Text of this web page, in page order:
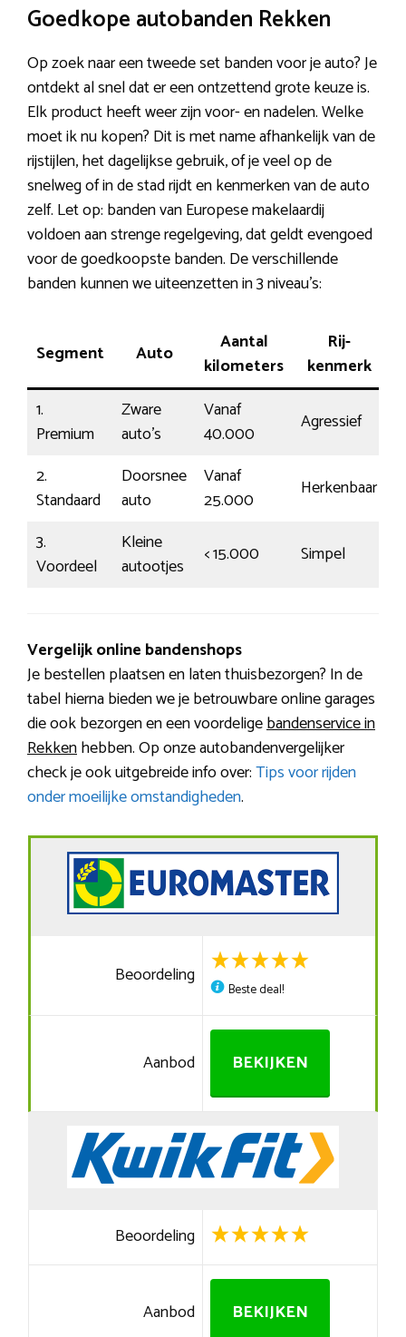
Goedkope autobanden Rekken
Op zoek naar een tweede set banden voor je auto? Je
ontdekt al snel dat er een ontzettend grote keuze is.
Elk product heeft weer zijn voor- en nadelen. Welke
moet ik nu kopen? Dit is met name afhankelijk van de
rijstijlen, het dagelijkse gebruik, of je veel op de
snelweg of in de stad rijdt en kenmerken van de auto
zelf. Let op: banden van Europese makelaardij
voldoen aan strenge regelgeving, dat geldt evengoed
voor de goedkoopste banden. De verschillende
banden kunnen we uiteenzetten in 3 niveau’s:
Segment Auto
Aantal
kilometers
Rij-
kenmerk
1.
Premium
Zware
auto’s
Vanaf
40.000
Agressief
2.
Standaard
Doorsnee
auto
Vanaf
25.000
Herkenbaar
3.
Voordeel
Kleine
autootjes
< 15.000 Simpel
Vergelijk online bandenshops
Je bestellen plaatsen en laten thuisbezorgen? In de
tabel hierna bieden we je betrouwbare online garages
die ook bezorgen en een voordeligebandenservice in
Rekkenhebben. Op onze autobandenvergelijker
check je ook uitgebreide info over:Tips voor rijden
onder moeilijke omstandigheden.
Beoordeling
Beste deal!
Aanbod BEKIJKEN
Beoordeling
Aanbod BEKIJKEN